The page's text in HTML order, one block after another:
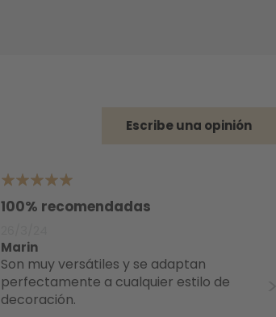
Escribe una opinión
5100% recomendadas
Marin
Son muy versátiles y se adaptan
perfectamente a cualquier estilo de
decoración.